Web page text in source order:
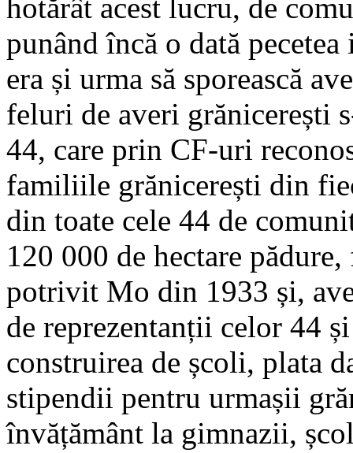
hotărât acest lucru, de
punând încă o dată
era și urma să sporească
feluri de averi grănicerești
44, care prin CF-uri
familiile grănicerești din
din toate cele 44 de
120 000 de hectare
potrivit Mo din 1933 și,
de reprezentanții celor 44
construirea de școli, plata
stipendii pentru urmașii
învățământ la gimnazii,